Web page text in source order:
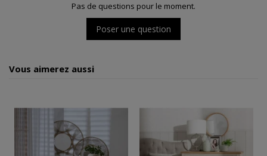
Pas de questions pour le moment.
Poser une question
Vous aimerez aussi